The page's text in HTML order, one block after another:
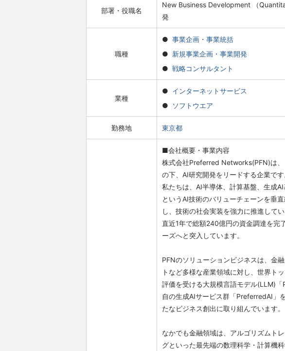
部署・役職名
New Business Development （
発
職種
事業企画・事業統括
新規事業企画・事業開発
戦略コンサルタント
業種
インターネットサービス
ソフトウエア
勤務地 東京都
■会社概要・事業内容
株式会社Preferred Networks(PFN)は
の下、AI研究開発をリードする企業です
私たちは、AI半導体、計算基盤、生成
というAI技術のバリューチェーンを垂
し、技術の社会実装を強力に推進してい
直近1年で総額240億円の資金調達を完
ーズへと突入しています。
PFNのソリューションビジネスは、金
トなど多様な産業領域に対し、世界ト
評価を受ける大規模言語モデル(LLM)
自の生成AIサービス群「PreferredAI」
たなビジネス創出に取り組んでいます。
なかでも金融領域は、アルゴリズムト
グといった最先端の数理科学・計算機